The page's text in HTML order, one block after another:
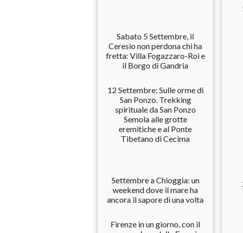
Sabato 5 Settembre, il
Ceresio non perdona chi ha
fretta: Villa Fogazzaro-Roi e
il Borgo di Gandria
12 Settembre: Sulle orme di
San Ponzo. Trekking
spirituale da San Ponzo
Semola alle grotte
eremitiche e al Ponte
Tibetano di Cecima
Settembre a Chioggia: un
weekend dove il mare ha
ancora il sapore di una volta
Firenze in un giorno, con il